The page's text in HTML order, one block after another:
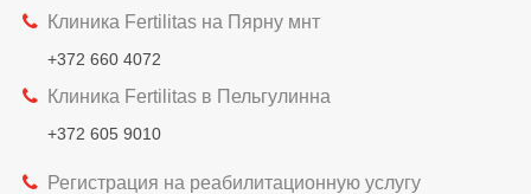
Клиника Fertilitas на Пярну мнт
+372 660 4072
Клиника Fertilitas в Пельгулинна
+372 605 9010
Регистрация на реабилитационную услугу